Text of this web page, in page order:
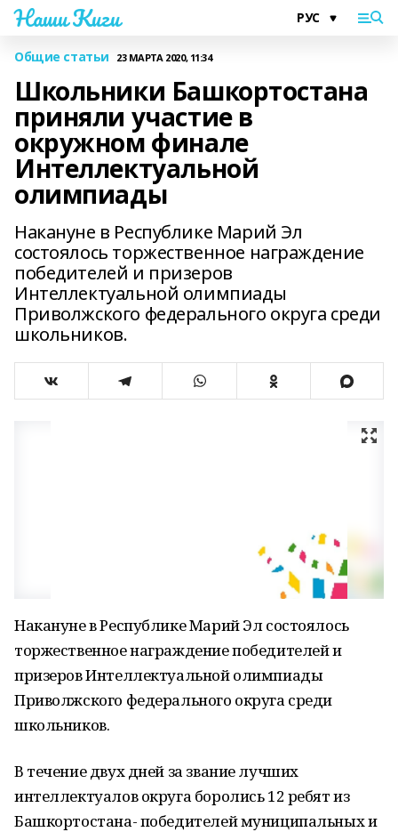
Наши Киги
Общие статьи 23 МАРТА 2020, 11:34
Школьники Башкортостана
приняли участие в
окружном финале
Интеллектуальной
олимпиады
Накануне в Республике Марий Эл
состоялось торжественное награждение
победителей и призеров
Интеллектуальной олимпиады
Приволжского федерального округа среди
школьников.
Накануне в Республике Марий Эл состоялось
торжественное награждение победителей и
призеров Интеллектуальной олимпиады
Приволжского федерального округа среди
школьников.
В течение двух дней за звание лучших
интеллектуалов округа боролись 12 ребят из
Башкортостана- победителей муниципальных и